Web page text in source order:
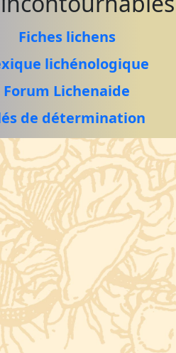
Fiches lichens
lichénologique
Forum Lichenaide
de détermination